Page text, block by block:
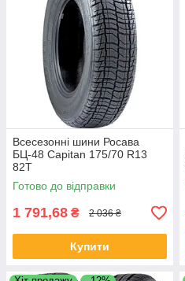
Всесезонні шини Росава
БЦ-48 Capitan 175/70 R13
82T
Готово до відправки
1 791,68 ₴ 2 036 ₴
Купити